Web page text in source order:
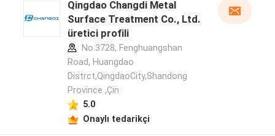
Qingdao Changdi Metal
Surface Treatment Co., Ltd.
üretici profili
No.3728, Fenghuangshan
Road, Huangdao
Distrct,QingdaoCity,Shandong
Province ,Çin
5.0
Onaylı tedarikçi